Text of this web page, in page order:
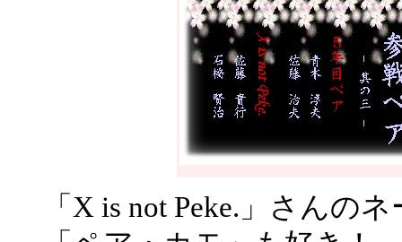
「X is not Peke.」さんの